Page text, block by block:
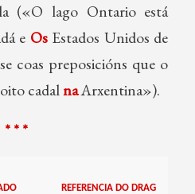
(«O lago Ontario está
e OsEstados Unidos de
coas preposicións que o
cadalnaArxentina»).
* * *
REFERENCIA DO DRAG